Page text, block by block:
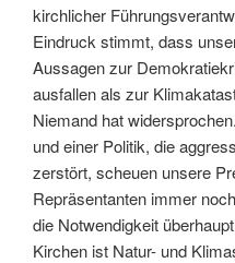
kirchlicher
Eindruck stimmt, dass
Aussagen zur
ausfallen als zur
Niemand hat
und einer Politik, die
zerstört, scheuen unsere
Repräsentanten immer
die Notwendigkeit
Kirchen ist Natur- und